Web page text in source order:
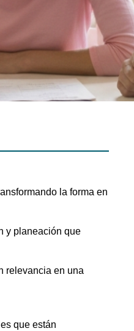
la forma en
y planeación que
relevancia en una
que están